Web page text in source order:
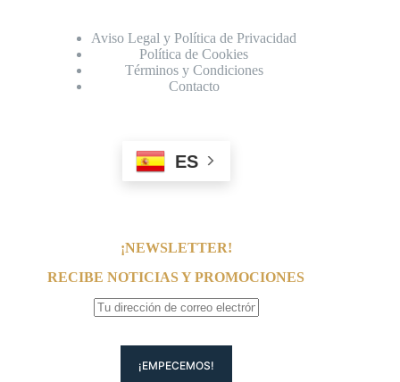
Aviso Legal y Política de Privacidad
Política de Cookies
Términos y Condiciones
Contacto
ES
¡NEWSLETTER!
RECIBE NOTICIAS Y PROMOCIONES